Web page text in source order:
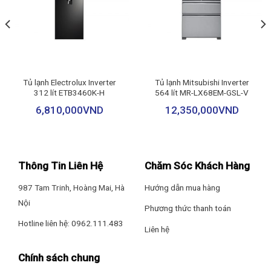
– Chế độ cấp đông nhanh
Thông tin lắp đặt
Tủ lạnh SJ-XP500AE-SL có dung tích khá lớn 471 lít đáp ứng
hoặc ít người hơn nếu không có thời gian đi chợ thường xuyên.
Tủ lạnh Electrolux Inverter
312 lít ETB3460K-H
6,810,000VND
Tủ lạnh Mitsubishi Inverter
564 lít MR-LX68EM-GSL-V
12,350,000VND
Thông Tin Liên Hệ
987 Tam Trinh, Hoàng Mai, Hà
Nội
Hotline liên hệ: 0962.111.483
Chăm Sóc Khách Hàng
Hướng dẫn mua hàng
Phương thức thanh toán
Liên hệ
Chính sách chung